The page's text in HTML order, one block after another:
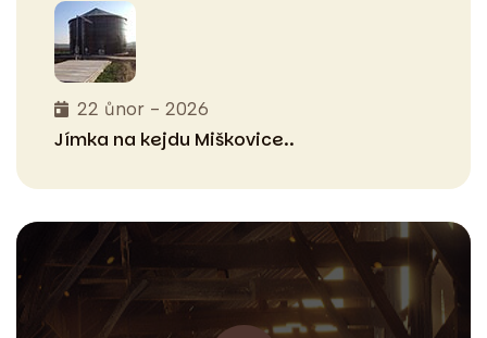
22 ůnor - 2026
Jímka na kejdu Miškovice..